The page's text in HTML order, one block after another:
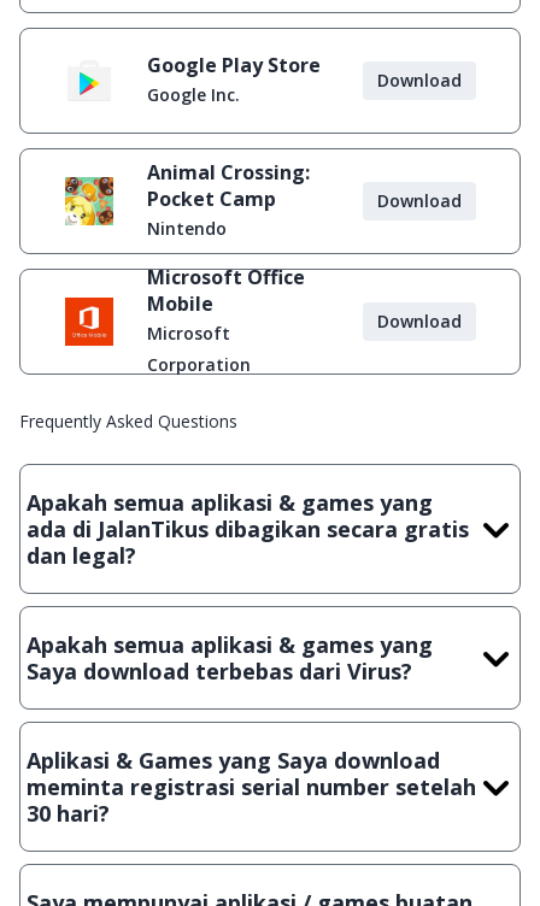
Google Play Store
Google Inc.
Download
Animal Crossing:
Pocket Camp
Nintendo
Download
Microsoft Office
Mobile
Microsoft
Corporation
Download
Frequently Asked Questions
Apakah semua aplikasi & games yang
ada di JalanTikus dibagikan secara gratis
dan legal?
Ya, JalanTikus hanya membagikan aplikasi & games yang
crack, patch atau semacamnya.
Apakah semua aplikasi & games yang
Saya download terbebas dari Virus?
Ya, JalanTikus selalu melakukan scanning dengan 3 jenis
suatu aplikasi atau games, sehingga bisa dijamin 100%
terbebas dari virus.
Aplikasi & Games yang Saya download
meminta registrasi serial number setelah
30 hari?
Meskipun dibagikan secara gratis, namun ada beberapa